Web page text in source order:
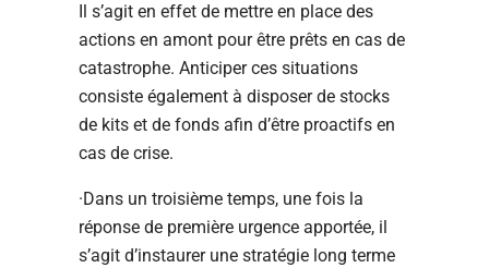
Il s’agit en effet de mettre en place des
actions en amont pour être prêts en cas de
catastrophe. Anticiper ces situations
consiste également à disposer de stocks
de kits et de fonds afin d’être proactifs en
cas de crise.
·Dans un troisième temps, une fois la
réponse de première urgence apportée, il
s’agit d’instaurer une stratégie long terme